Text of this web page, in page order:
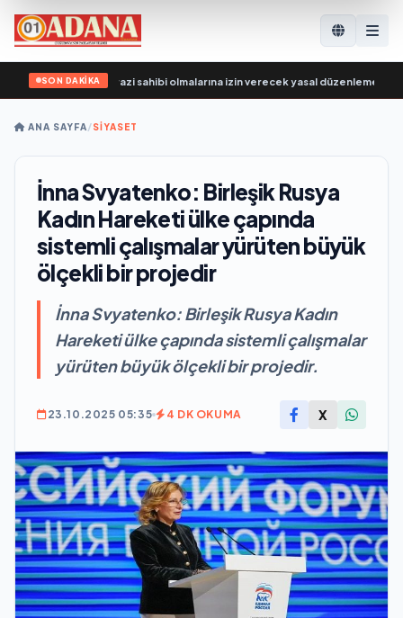
SON DAKİKAarazi sahibi olmalarına izin verecek yasal düzenlemeler
ANA SAYFA/SİYASET
İnna Svyatenko: Birleşik Rusya
Kadın Hareketi ülke çapında
sistemli çalışmalar yürüten büyük
ölçekli bir projedir
İnna Svyatenko: Birleşik Rusya Kadın
Hareketi ülke çapında sistemli çalışmalar
yürüten büyük ölçekli bir projedir.
23.10.2025 05:35 4 DK OKUMA X